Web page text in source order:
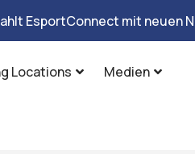
EsportConnect mit neuen
Locations Medien